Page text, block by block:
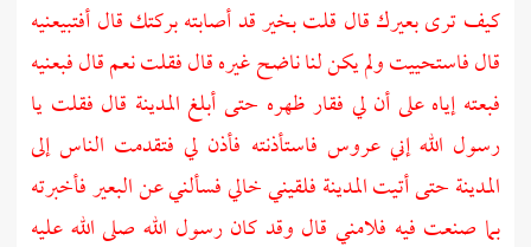
كيف ترى بعيرك قال قلت بخير قد أصابته بركتك قال أفتبيعنيه
قال فاستحييت ولم يكن لنا ناضح غيره قال فقلت نعم قال فبعنيه
فبعته إياه على أن لي فقار ظهره حتى أبلغ المدينة قال فقلت يا
رسول الله إني عروس فاستأذنته فأذن لي فتقدمت الناس إلى
المدينةحتى أتيتالمدينةفلقيني خالي فسألني عن البعير فأخبرته
بما صنعت فيه فلامني قال وقد كان رسول الله صلى الله عليه